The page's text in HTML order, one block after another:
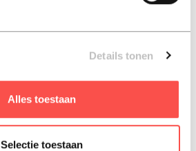
Details tonen
Alles toestaan
Selectie toestaan
€ 19,95